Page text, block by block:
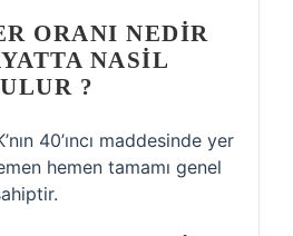
ORANI NEDIR
NASIL
?
40’ıncı maddesinde yer
hemen tamamı genel